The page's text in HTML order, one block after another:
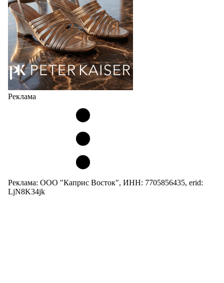
Реклама
Реклама: ООО "Каприс Восток", ИНН: 7705856435, erid:
LjN8K34jk